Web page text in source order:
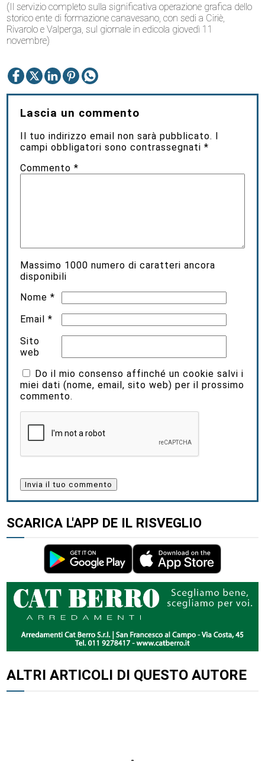
(Il servizio completo sulla significativa operazione grafica dello
storico ente di formazione canavesano, con sedi a Ciriè,
Rivarolo e Valperga, sul giornale in edicola giovedì 11
novembre)
Lascia un commento
Il tuo indirizzo email non sarà pubblicato.
campi obbligatori sono contrassegnati*
Commento*
Massimo 1000 numero di caratteri ancora
disponibili
Nome*
Email*
Sito
web
Do il mio consenso affinché un cookie salvi i
miei dati (nome, email, sito web) per il prossimo
commento.
SCARICA L'APP DE IL RISVEGLIO
ALTRI ARTICOLI DI QUESTO AUTORE